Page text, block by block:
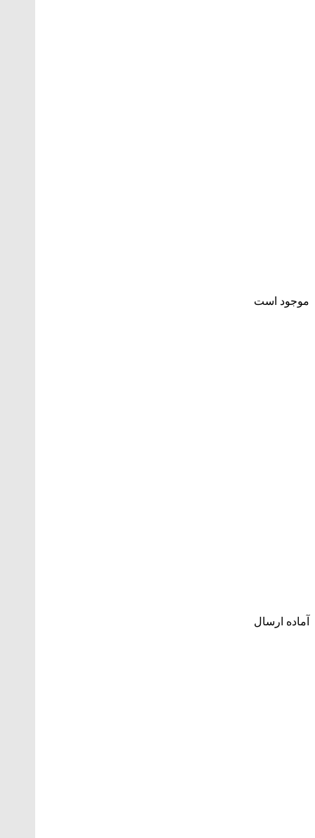
موجود است
آماده ارسال